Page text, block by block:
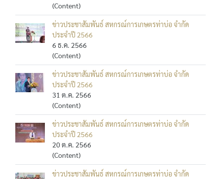
(Content)
ข่าวประชาสัมพันธ์ สหกรณ์การเกษตรท่าบ่อ จำกัด
ประจำปี 2566
6 ธ.ค. 2566
(Content)
ข่าวประชาสัมพันธ์ สหกรณ์การเกษตรท่าบ่อ จำกัด
ประจำปี 2566
31 ต.ค. 2566
(Content)
ข่าวประชาสัมพันธ์ สหกรณ์การเกษตรท่าบ่อ จำกัด
ประจำปี 2566
20 ต.ค. 2566
(Content)
ข่าวประชาสัมพันธ์ สหกรณ์การเกษตรท่าบ่อ จำกัด